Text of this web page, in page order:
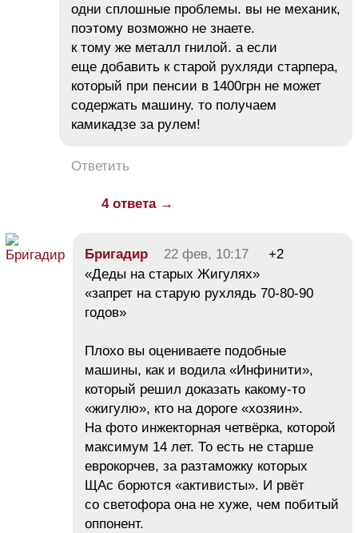
одни сплошные проблемы. вы не механик,
поэтому возможно не знаете.
к тому же металл гнилой. а если
еще добавить к старой рухляди старпера,
который при пенсии в 1400грн не может
содержать машину. то получаем
камикадзе за рулем!
Ответить
4 ответа →
Бригадир 22 фев, 10:17
+2
«Деды на старых Жигулях»
«запрет на старую рухлядь 70-80-90
годов»
Плохо вы оцениваете подобные
машины, как и водила «Инфинити»,
который решил доказать какому-то
«жигулю», кто на дороге «хозяин».
На фото инжекторная четвёрка, которой
максимум 14 лет. То есть не старше
еврокорчев, за разтаможку которых
ЩАс борются «активисты». И рвёт
со светофора она не хуже, чем побитый
оппонент.